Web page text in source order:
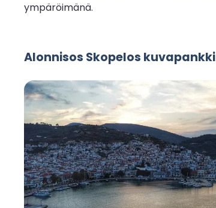
ympäröimänä.
Alonnisos Skopelos kuvapankki